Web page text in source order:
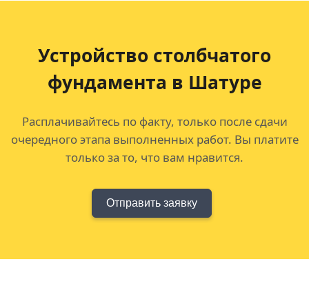
Устройство столбчатого
фундамента в Шатуре
Расплачивайтесь по факту, только после сдачи
очередного этапа выполненных работ. Вы платите
только за то, что вам нравится.
Отправить заявку